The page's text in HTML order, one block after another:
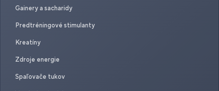
Gainery a sacharidy
Predtréningové stimulanty
Kreatíny
Zdroje energie
Spaľovače tukov